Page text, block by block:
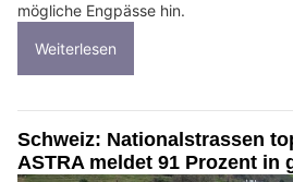
mögliche Engpässe hin.
Weiterlesen
Schweiz: Nationalstrassen
ASTRA meldet 91 Prozent in